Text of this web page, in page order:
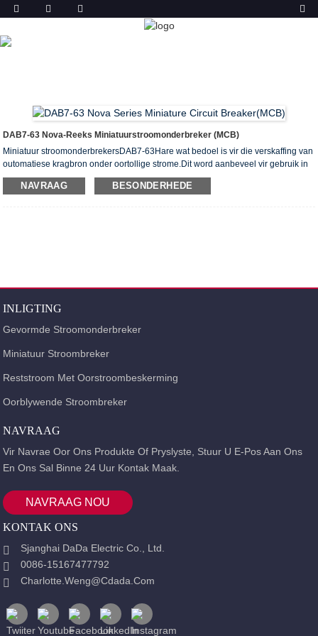
PRODUK
DAB7-63 Nova-Reeks Miniatuurstroomonderbreker (MCB)
Miniatuur stroomonderbrekersDAB7-63Hare wat bedoel is vir die verskaffing van
outomatiese kragbron onder oortollige strome.Dit word aanbeveel vir gebruik in
groeppanele (woonstel en vloer) en verspreidingsborde van residensiële,
huishoudelike, openbare en administratiewe geboue.
NAVRAAG BESONDERHEDE
INLIGTING
Gevormde Stroomonderbreker
Miniatuur Stroombreker
Reststroom Met Oorstroombeskerming
Oorblywende Stroombreker
NAVRAAG
Vir Navrae Oor Ons Produkte Of Pryslyste, Stuur U E-Pos Aan Ons
En Ons Sal Binne 24 Uur Kontak Maak.
NAVRAAG NOU
KONTAK ONS
Sjanghai DaDa Electric Co., Ltd.
0086-15167477792
Charlotte.weng@cdada.com